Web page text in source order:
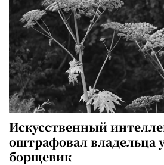
Искусственный
оштрафовал владельца
борщевик